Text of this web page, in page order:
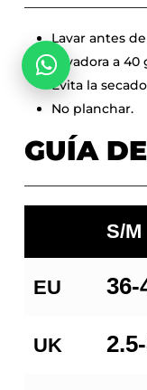
Lavar antes
Lavadora a
Evita la
No planchar.
GUÍA
S/M
EU 36-
UK